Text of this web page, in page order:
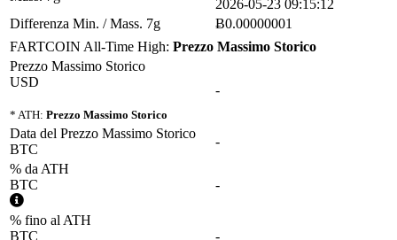
2026-05-23 09:15:12
Differenza Min. / Mass. 7g
Ƀ0.00000001
FARTCOIN All-Time High: Prezzo Massimo Storico
Prezzo Massimo Storico
USD
* ATH: Prezzo Massimo Storico
-
Data del Prezzo Massimo Storico
BTC
-
% da ATH
BTC
-
% fino al ATH
BTC
-